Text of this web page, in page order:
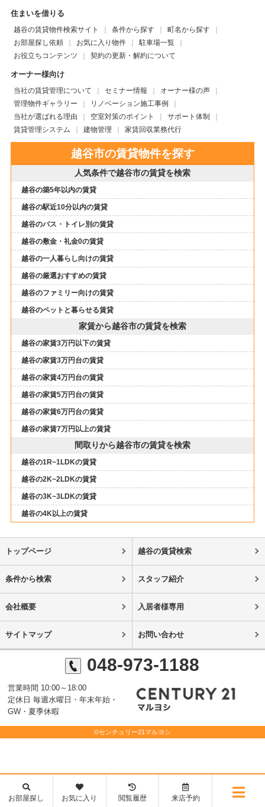
住まいを借りる
越谷の賃貸物件検索サイト 条件から探す
町名から探す
お部屋探し依頼
お気に入り物件
駐車場一覧
お役立ちコンテンツ
契約の更新・解約について
オーナー様向け
当社の賃貸管理について セミナー情報
オーナー様の声
管理物件ギャラリー
リノベーション施工事例
当社が選ばれる理由
空室対策のポイント
サポート体制
賃貸管理システム
建物管理 家賃回収業務代行
越谷市の賃貸物件を探す
人気条件で越谷市の賃貸を検索
越谷の築5年以内の賃貸
越谷の駅近10分以内の賃貸
越谷のバス・トイレ別の賃貸
越谷の敷金・礼金0の賃貸
越谷の一人暮らし向けの賃貸
越谷の厳選おすすめの賃貸
越谷のファミリー向けの賃貸
越谷のペットと暮らせる賃貸
家賃から越谷市の賃貸を検索
越谷の家賃3万円以下の賃貸
越谷の家賃3万円台の賃貸
越谷の家賃4万円台の賃貸
越谷の家賃5万円台の賃貸
越谷の家賃6万円台の賃貸
越谷の家賃7万円以上の賃貸
間取りから越谷市の賃貸を検索
越谷の1R~1LDKの賃貸
越谷の2K~2LDKの賃貸
越谷の3K~3LDKの賃貸
越谷の4K以上の賃貸
トップページ 越谷の賃貸検索
条件から検索 スタッフ紹介
会社概要 入居者様専用
サイトマップ お問い合わせ
048-973-1188
営業時間 10:00～18:00
定休日 毎週水曜日・年末年始・
GW・夏季休暇
©センチュリー21マルヨシ
お部屋探し お気に入り 閲覧履歴 来店予約